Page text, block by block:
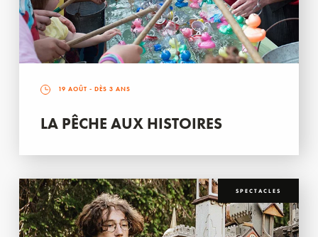
19 AOÛT - DÈS 3 ANS
LA PÊCHE AUX HISTOIRES
SPECTACLES